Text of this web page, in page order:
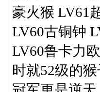
豪火猴 LV61
LV60古铜钟
LV60鲁卡力
时就52级的